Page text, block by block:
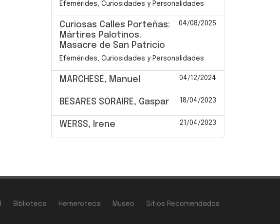
Efemérides, Curiosidades y Personalidades
Curiosas Calles Porteñas:
Mártires Palotinos.
Masacre de San Patricio
04/08/2025
Efemérides, Curiosidades y Personalidades
MARCHESE, Manuel 04/12/2024
BESARES SORAIRE, Gaspar 18/04/2023
WERSS, Irene 21/04/2023
Biblioteca Hemeroteca Museo Sitios Recomendados